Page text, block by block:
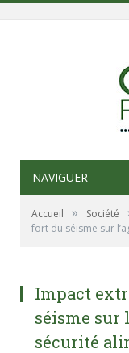
NAVIGUER
Accueil » Société
fort du séisme sur
Impact
séisme sur
sécurité